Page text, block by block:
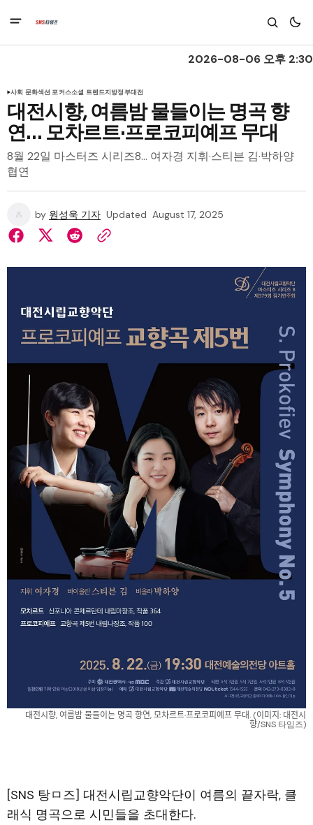
2026-08-06 오후 2:30
사회 문화섹션 포커스소셜 트렌드지방정부대전
대전시향, 여름밤 물들이는 명곡 향
연… 모차르트·프로코피예프 무대
8월 22일 마스터즈 시리즈8… 여자경 지휘·스티븐 김·박하양
협연
by 원성욱 기자 Updated August 17, 2025
대전시향, 여름밤 물들이는 명곡 향연, 모차르트·프로코피예프 무대. (이미지: 대전시
향/SNS 타임즈)
[SNS 탕ㅁ즈] 대전시립교향악단이 여름의 끝자락, 클
래식 명곡으로 시민들을 초대한다.